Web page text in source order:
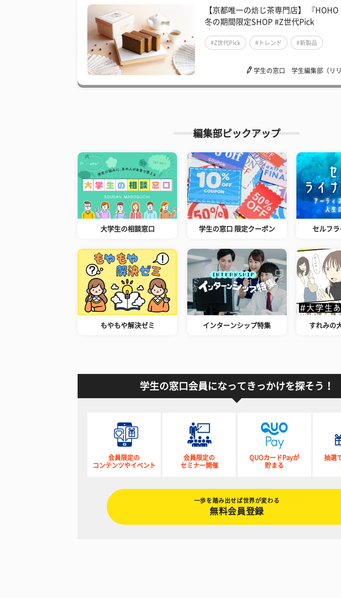
【京都唯一の焙じ茶専門店】 『HOHO
冬の期間限定SHOP #Z世代Pick
#Z世代Pick #トレンド #新製品
学生の窓口 学生編集部（リリ
編集部ピックアップ
大学生の相談窓口 学生の窓口 限定クーポン セルフラ
もやもや解決ゼミ インターンシップ特集 すれみの
学生の窓口会員になってきっかけを探そう！
会員限定の
コンテンツやイベント
会員限定の
セミナー開催
QUOカードPayが
貯まる
抽選
一歩を踏み出せば世界が変わる
無料会員登録